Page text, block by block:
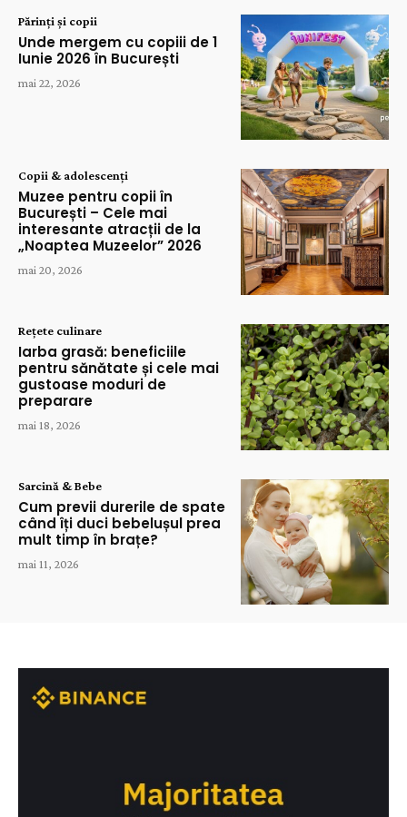
Părinți și copii
Unde mergem cu copiii de 1
Iunie 2026 în București
mai 22, 2026
Copii & adolescenți
Muzee pentru copii în
București – Cele mai
interesante atracții de la
„Noaptea Muzeelor” 2026
mai 20, 2026
Rețete culinare
Iarba grasă: beneficiile
pentru sănătate și cele mai
gustoase moduri de
preparare
mai 18, 2026
Sarcină & Bebe
Cum previi durerile de spate
când îți duci bebelușul prea
mult timp în brațe?
mai 11, 2026